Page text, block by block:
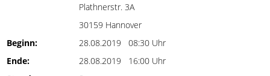
Plathnerstr. 3A
30159 Hannover
Beginn:
28.08.2019 08:30 Uhr
Ende:
28.08.2019 16:00 Uhr